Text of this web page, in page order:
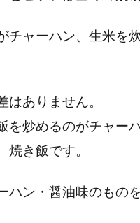
チャーハン、生米を
ありません。
炒めるのがチャーハ
き飯です。
ハン・醤油味のもの